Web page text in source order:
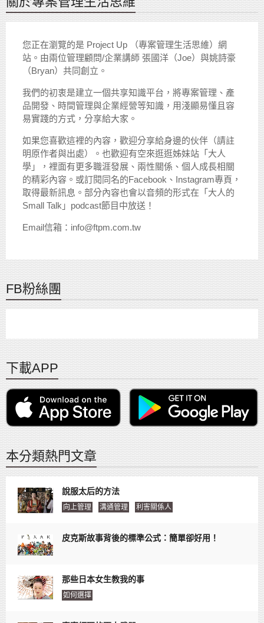
您正在瀏覽的是 Project Up （專案管理生活思維）網
站。由兩位管理顧問/企業講師 張國洋（Joe）與姚詩豪
（Bryan）共同創立。
我們的初衷是建立一個共享知識平台，將專案管理、產
品開發、時間管理與企業經營等知識，用淺顯易懂且容
易實踐的方式，分享給大家。
如果您喜歡這裡的內容，歡迎分享給身邊的伙伴（請註
明原作者與出處）。也歡迎有空來逛逛姊妹站「大人
學」，裡面有更多職涯發展、兩性關係、個人成長相關
的精彩內容。或訂閱同名的Facebook、Instagram專頁，
取得最新訊息。部分內容也會以音頻的形式在「大人的
Small Talk」podcast節目中放送！
Email信箱：info@ftpm.com.tw
FB粉絲團
下載APP
本分類熱門文章
說服太后的方法
向上管理 溝通管理 利害關係人
皮克斯故事背後的標準公式：簡單卻好用！
那些日本女生教我的事
如何選擇